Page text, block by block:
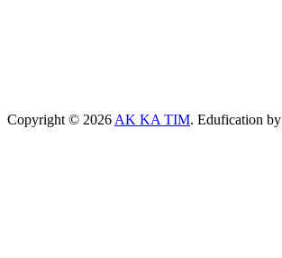
Copyright © 2026 AK KA TIM. Edufication by